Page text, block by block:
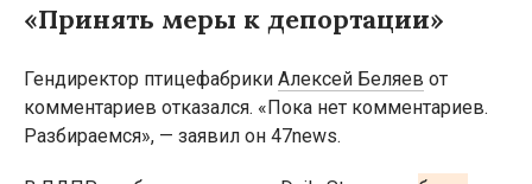
«Принять меры к депортации»
Гендиректор птицефабрики Алексей Беляев от
комментариев отказался. «Пока нет комментариев.
Разбираемся», — заявил он 47news.